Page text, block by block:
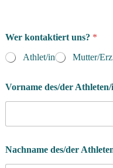
e
s
/
e
e
r
o
Wer kontaktiert uns? *
Athlet/in
Mutter/
Vorname des/der Athleten/
Nachname des/der